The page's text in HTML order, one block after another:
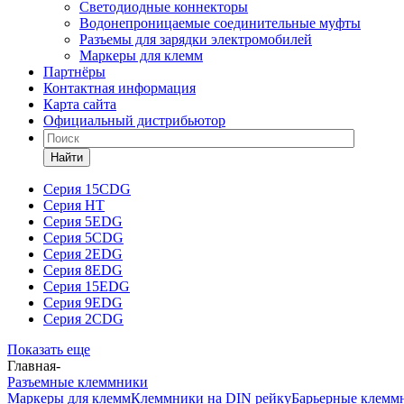
Светодиодные коннекторы
Водонепроницаемые соединительные муфты
Разъемы для зарядки электромобилей
Маркеры для клемм
Партнёры
Контактная информация
Карта сайта
Официальный дистрибьютор
Найти
Серия 15CDG
Серия HT
Серия 5EDG
Серия 5CDG
Серия 2EDG
Серия 8EDG
Серия 15EDG
Серия 9EDG
Серия 2CDG
Показать еще
Главная-
Разъемные клеммники
Маркеры для клеммКлеммники на DIN рейкуБарьерные